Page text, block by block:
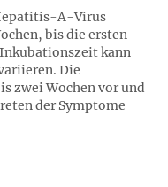
A-Virus
bis die ersten
kann
Die
zwei Wochen vor und
der Symptome